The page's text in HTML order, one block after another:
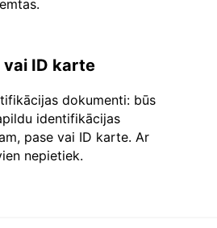
vai ID karte
dokumenti: būs
identifikācijas
pase vai ID karte. Ar
nepietiek.